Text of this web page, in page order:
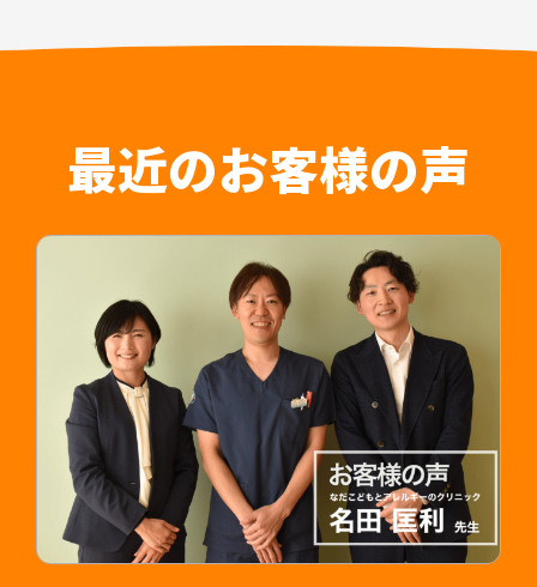
ていることや、医師が診療に専念できること、紹
はもちろん入職後の認識相違なども防止すること
が可能です。
最近のお客様の声